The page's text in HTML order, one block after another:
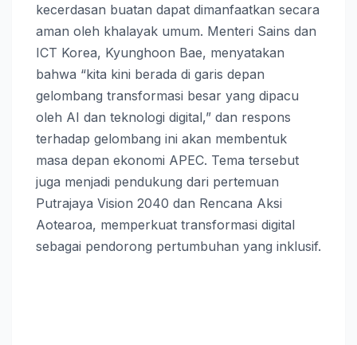
kecerdasan buatan dapat dimanfaatkan secara
aman oleh khalayak umum. Menteri Sains dan
ICT Korea, Kyunghoon Bae, menyatakan
bahwa “kita kini berada di garis depan
gelombang transformasi besar yang dipacu
oleh AI dan teknologi digital,” dan respons
terhadap gelombang ini akan membentuk
masa depan ekonomi APEC. Tema tersebut
juga menjadi pendukung dari pertemuan
Putrajaya Vision 2040 dan Rencana Aksi
Aotearoa, memperkuat transformasi digital
sebagai pendorong pertumbuhan yang inklusif.